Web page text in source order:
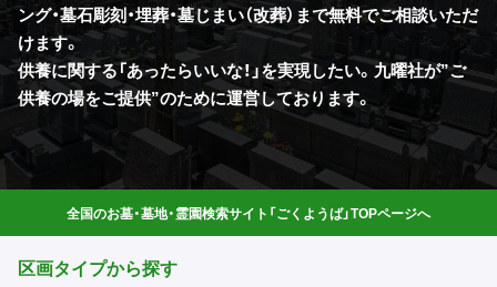
ング・墓石彫刻・埋葬・墓じまい（改葬）まで無料でご相談いただ
けます。
供養に関する「あったらいいな！」を実現したい。九曜社が”ご
供養の場をご提供”のために運営しております。
全国のお墓・墓地・霊園検索サイト「ごくようば」TOPページへ
区画タイプから探す